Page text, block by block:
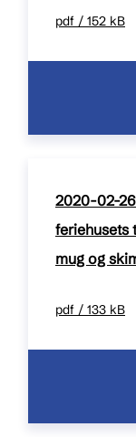
pdf / 152 kB
2020-02-
feriehusets
mug og
pdf / 133 kB